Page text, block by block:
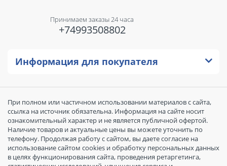
Принимаем заказы 24 часа
+74993508802
Информация для покупателя
При полном или частичном использовании материалов с сайта,
ссылка на источник обязательна. Информация на сайте носит
ознакомительный характер и не является публичной офертой.
Наличие товаров и актуальные цены вы можете уточнить по
телефону. Продолжая работу с сайтом, вы даете согласие на
использование сайтом cookies и обработку персональных данных
в целях функционирования сайта, проведения ретаргетинга,